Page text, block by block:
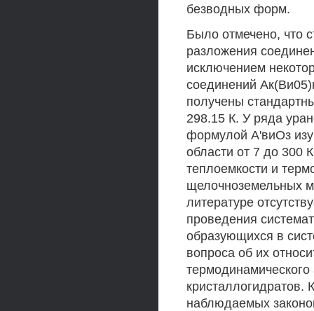
безводных форм.
Было отмечено, что
разложения
исключением
соединений
получены
298.15 К. У ряда
формулой А'виОз
области от 7 до 300
теплоемкости и
щелочноземельных
литературе
проведения
образующихся в
вопроса об их
кристаллогидратов.
наблюдаемых